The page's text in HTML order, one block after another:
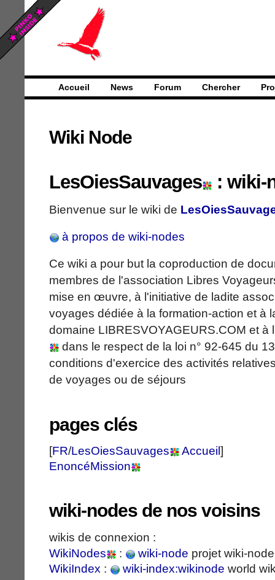
Accueil News Forum Chercher
Wiki Node
LesOiesSauvages : wiki-
Bienvenue sur le wiki de
à propos de wiki-nodes
Ce wiki a pour but la coproduction de
membres de l'association Libres
mise en œuvre, à l'initiative de ladite
voyages dédiée à la formation-action et à
domaine LIBRESVOYAGEURS.COM et
dans le respect de la loi n° 92-645 du
conditions d'exercice des activités
de voyages ou de séjours
pages clés
[FR/LesOiesSauvages Accueil ]
EnoncéMission
wiki-nodes de nos voisins
wikis de connexion :
WikiNodes
: wiki-node projet wiki-node
WikiIndex : wiki-index:wikinode world